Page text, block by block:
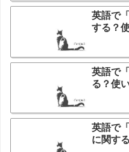
英語で
する？
英語で
る？使
英語で
に関す